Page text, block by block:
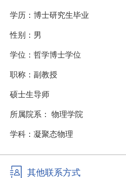
学历：博士研究生毕业
性别：男
学位：哲学博士学位
职称：副教授
硕士生导师
所属院系： 物理学院
学科：凝聚态物理
其他联系方式